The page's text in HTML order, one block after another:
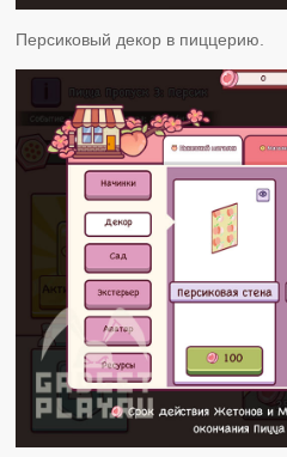
Персиковый декор в пиццерию.